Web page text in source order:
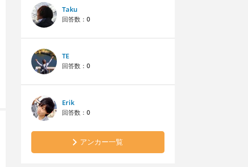
Taku
回答数： 0
TE
回答数： 0
Erik
回答数： 0
アンカー一覧